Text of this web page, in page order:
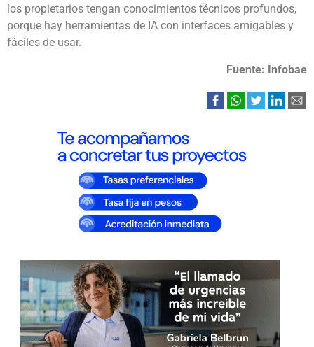
los propietarios tengan conocimientos técnicos profundos,
porque hay herramientas de IA con interfaces amigables y
fáciles de usar.
Fuente: Infobae